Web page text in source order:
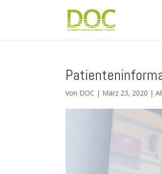
von DOC | März 23, 2020 |